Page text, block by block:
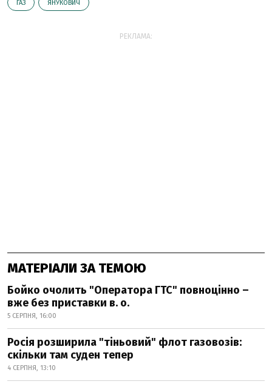
ГАЗ ЯНУКОВИЧ
РЕКЛАМА:
МАТЕРІАЛИ ЗА ТЕМОЮ
Бойко очолить "Оператора ГТС" повноцінно –
вже без приставки в. о.
5 СЕРПНЯ, 16:00
Росія розширила "тіньовий" флот газовозів:
скільки там суден тепер
4 СЕРПНЯ, 13:10